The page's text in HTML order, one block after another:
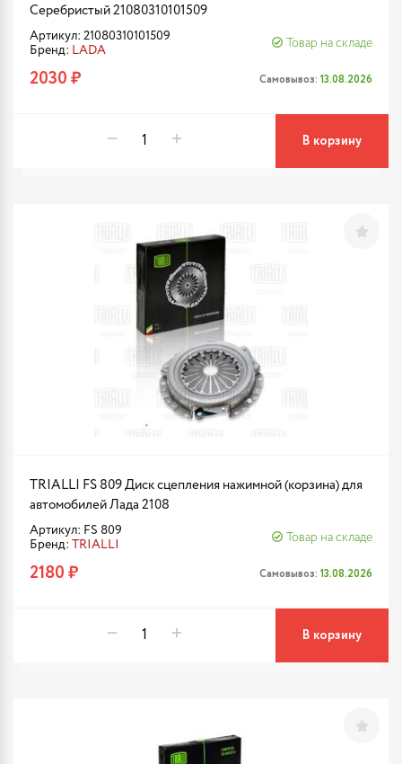
Серебристый 21080310101509
Артикул: 21080310101509
Бренд: LADA
Товар на складе
2030 ₽ Самовывоз: 13.08.2026
В корзину
TRIALLI FS 809 Диск сцепления нажимной (корзина) для
автомобилей Лада 2108
Артикул: FS 809
Бренд: TRIALLI
Товар на складе
2180 ₽ Самовывоз: 13.08.2026
В корзину